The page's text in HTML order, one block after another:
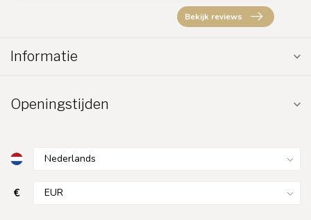
Bekijk reviews
Informatie
Openingstijden
€